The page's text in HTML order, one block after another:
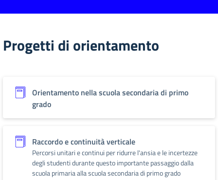
Progetti di orientamento
Orientamento nella scuola secondaria di primo
grado
Raccordo e continuità verticale
Percorsi unitari e continui per ridurre l'ansia e le incertezze
degli studenti durante questo importante passaggio dalla
scuola primaria alla scuola secondaria di primo grado